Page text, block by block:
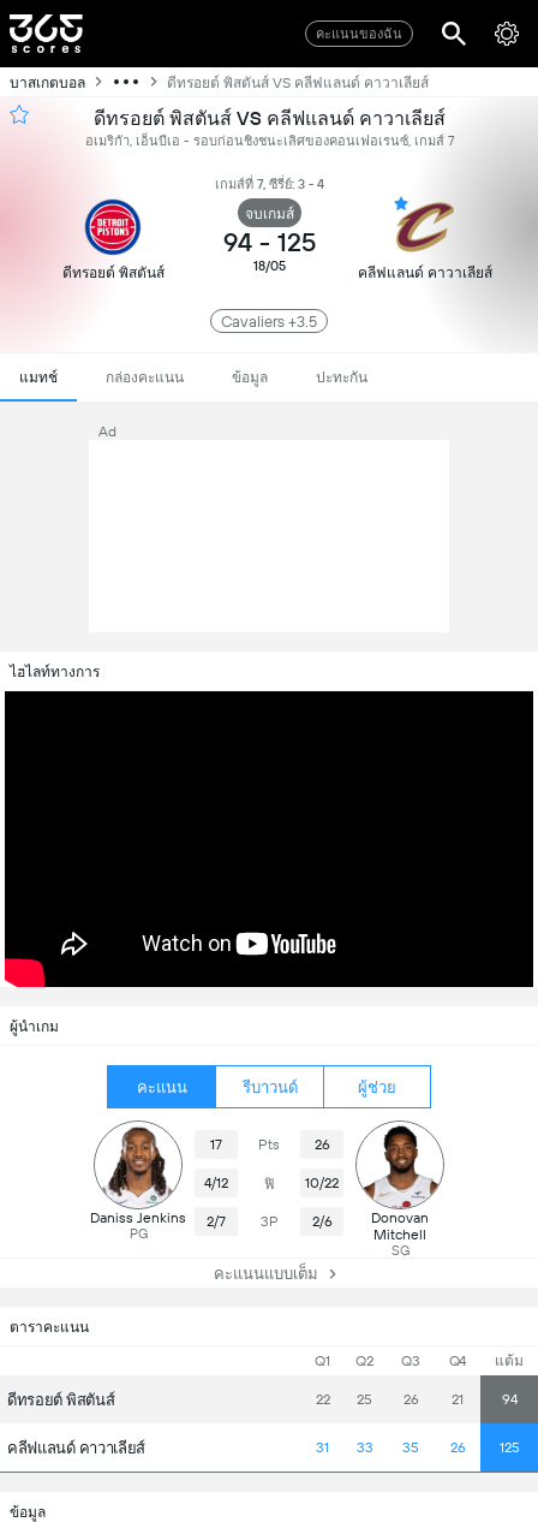
คะแนนของฉัน
บาสเกตบอล ดีทรอยต์ พิสตันส์ VS คลีฟแลนด์ คาวาเลียส์
ดีทรอยต์ พิสตันส์ VS คลีฟแลนด์ คาวาเลียส์
อเมริกัา, เอ็นบีเอ - รอบก่อนชิงชนะเลิศของคอนเฟอเรนซ์, เกมส์ 7
เกมส์ที่ 7, ซีรี่ย์: 3 - 4
ดีทรอยต์ พิสตันส์
จบเกมส์
94 - 125
18/05 คลีฟแลนด์ คาวาเลียส์
Cavaliers +3.5
แมทช์ กล่องคะแนน ข้อมูล ปะทะกัน
Ad
ไฮไลท์ทางการ
ตาราคะแนน
Q1 Q2 Q3 Q4 แต้ม
ดีทรอยต์ พิสตันส์ 22 25 26 21 94
คลีฟแลนด์ คาวาเลียส์ 31 33 35 26 125
ผู้นำเกม
คะแนน รีบาวนด์ ผู้ช่วย
Daniss Jenkins
PG
17 Pts 26
4/12 ฟิ 10/22
2/7 3P 2/6
Donovan
Mitchell
SG
คะแนนแบบเต็ม
ข้อมูล